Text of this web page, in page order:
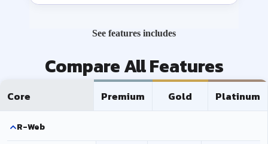
See features includes
Compare All Features
Core Premium Gold Platinum
R-Web